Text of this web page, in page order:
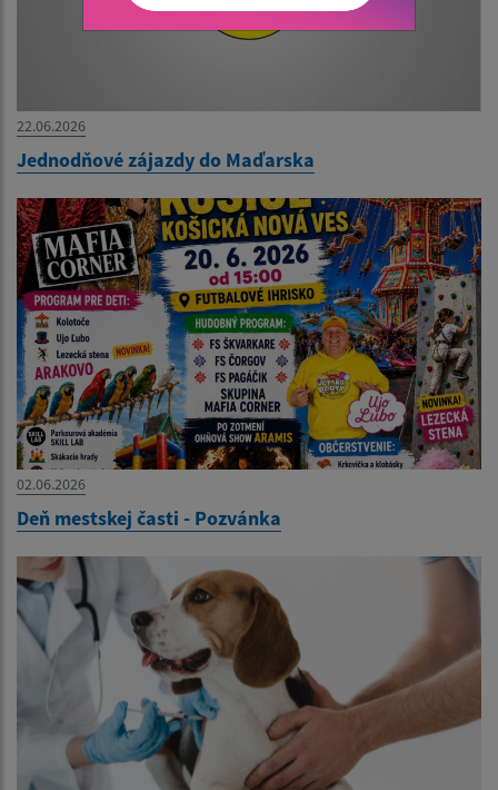
22.06.2026
Jednodňové zájazdy do Maďarska
02.06.2026
Deň mestskej časti - Pozvánka